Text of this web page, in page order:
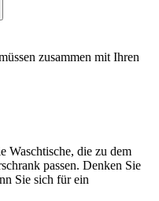
zusammen mit Ihren
Waschtische, die zu dem
passen. Denken Sie
Sie sich für ein